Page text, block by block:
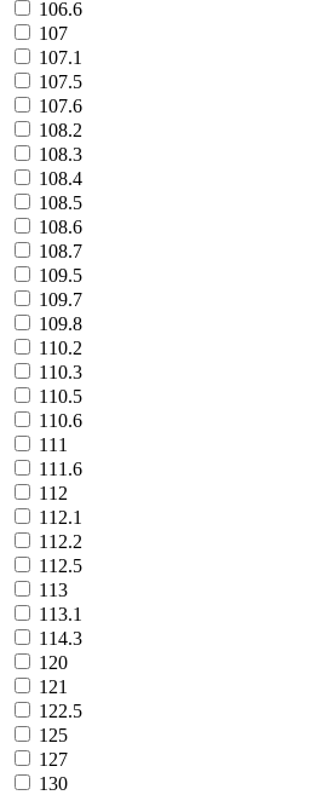
106.6
107
107.1
107.5
107.6
108.2
108.3
108.4
108.5
108.6
108.7
109.5
109.7
109.8
110.2
110.3
110.5
110.6
111
111.6
112
112.1
112.2
112.5
113
113.1
114.3
120
121
122.5
125
127
130